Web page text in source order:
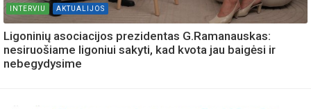
INTERVIU AKTUALIJOS
Ligoninių asociacijos prezidentas G.Ramanauskas:
nesiruošiame ligoniui sakyti, kad kvota jau baigėsi ir
nebegydysime